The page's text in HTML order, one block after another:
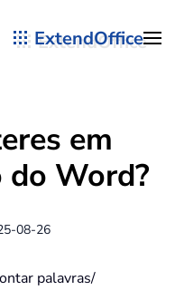
ExtendOffice
em
do Word?
08-26
palavras/